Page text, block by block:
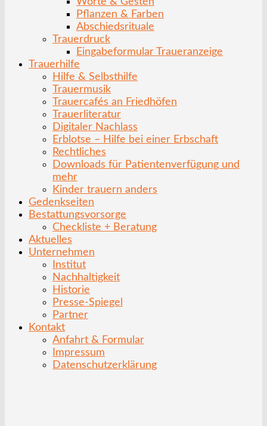
Pflanzen & Farben
Abschiedsrituale
Trauerdruck
Eingabeformular Traueranzeige
Trauerhilfe
Hilfe & Selbsthilfe
Trauermusik
Trauercafés an Friedhöfen
Trauerliteratur
Digitaler Nachlass
Erblotse – Hilfe bei einer Erbschaft
Rechtliches
Downloads für Patientenverfügung und
mehr
Kinder trauern anders
Gedenkseiten
Bestattungsvorsorge
Checkliste + Beratung
Aktuelles
Unternehmen
Institut
Nachhaltigkeit
Historie
Presse-Spiegel
Partner
Kontakt
Anfahrt & Formular
Impressum
Datenschutzerklärung